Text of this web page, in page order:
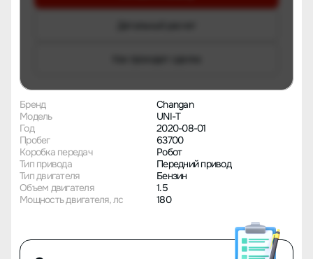
Бренд
Changan
Модель
UNI-T
Год
2020-08-01
Пробег
63700
Коробка передач
Робот
Тип привода
Передний привод
Тип двигателя
Бензин
Объем двигателя
1.5
Мощность двигателя, лс
180